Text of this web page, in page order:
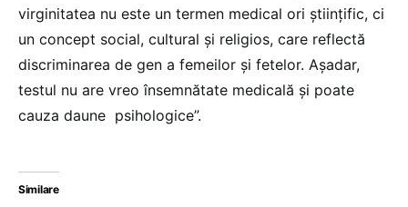
virginitatea nu este un termen medical ori științific, ci
un concept social, cultural și religios, care reflectă
discriminarea de gen a femeilor și fetelor. Așadar,
testul nu are vreo însemnătate medicală și poate
cauza daune psihologice”.
Similare